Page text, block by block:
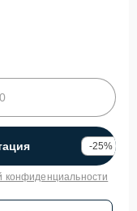
-25%
конфиденциальности